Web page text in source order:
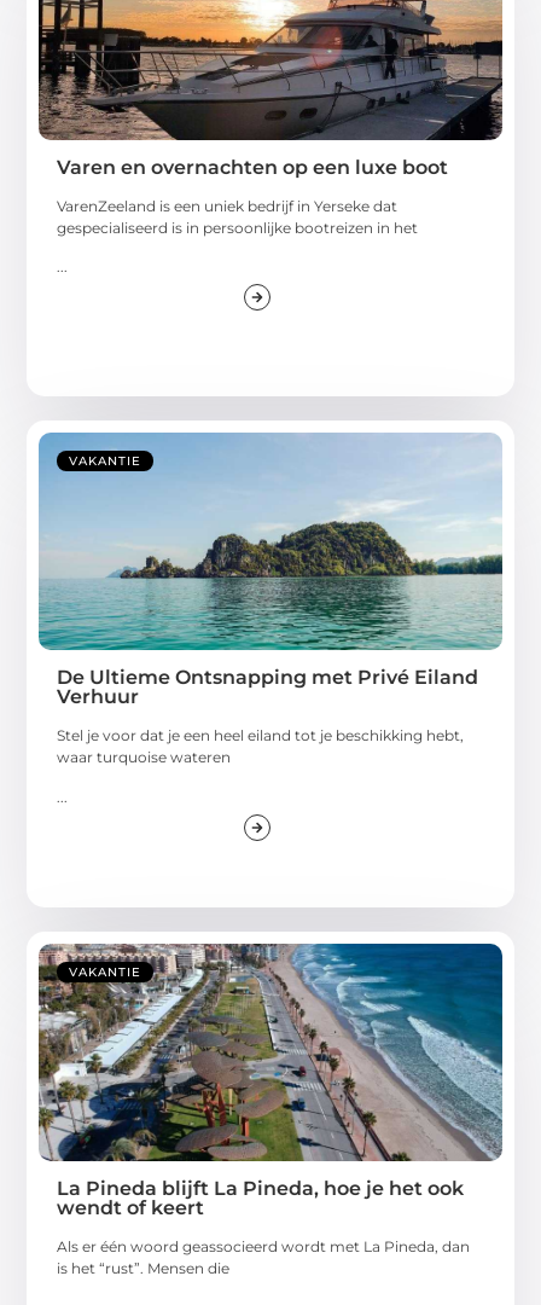
Varen en overnachten op een luxe boot
VarenZeeland is een uniek bedrijf in Yerseke dat
gespecialiseerd is in persoonlijke bootreizen in het
...
VAKANTIE
De Ultieme Ontsnapping met Privé Eiland
Verhuur
Stel je voor dat je een heel eiland tot je beschikking hebt,
waar turquoise wateren
VAKANTIE
La Pineda blijft La Pineda, hoe je het ook
wendt of keert
Als er één woord geassocieerd wordt met La Pineda, dan
is het “rust”. Mensen die